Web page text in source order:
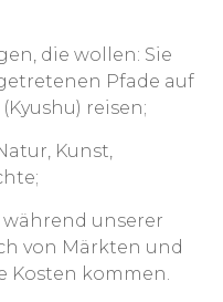
die wollen: Sie
Pfade auf
reisen;
Kunst,
unserer
von Märkten und
Kosten kommen.